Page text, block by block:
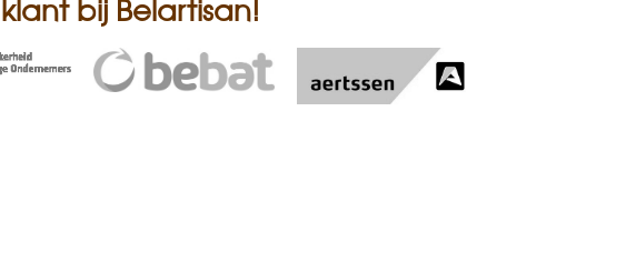
bij Belartisan!